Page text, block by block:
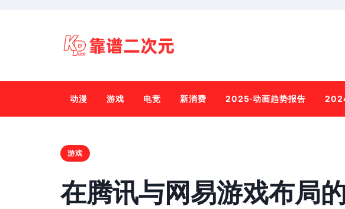
动漫 游戏 电竞 新消费 2025·动画趋势报告
游戏
在腾讯与网易游戏布局